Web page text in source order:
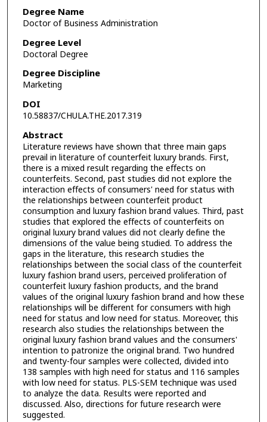
Degree Name
Doctor of Business Administration
Degree Level
Doctoral Degree
Degree Discipline
Marketing
DOI
10.58837/CHULA.THE.2017.319
Abstract
Literature reviews have shown that three main gaps
prevail in literature of counterfeit luxury brands. First,
there is a mixed result regarding the effects on
counterfeits. Second, past studies did not explore the
interaction effects of consumers' need for status with
the relationships between counterfeit product
consumption and luxury fashion brand values. Third, past
studies that explored the effects of counterfeits on
original luxury brand values did not clearly define the
dimensions of the value being studied. To address the
gaps in the literature, this research studies the
relationships between the social class of the counterfeit
luxury fashion brand users, perceived proliferation of
counterfeit luxury fashion products, and the brand
values of the original luxury fashion brand and how these
relationships will be different for consumers with high
need for status and low need for status. Moreover, this
research also studies the relationships between the
original luxury fashion brand values and the consumers'
intention to patronize the original brand. Two hundred
and twenty-four samples were collected, divided into
138 samples with high need for status and 116 samples
with low need for status. PLS-SEM technique was used
to analyze the data. Results were reported and
discussed. Also, directions for future research were
suggested.